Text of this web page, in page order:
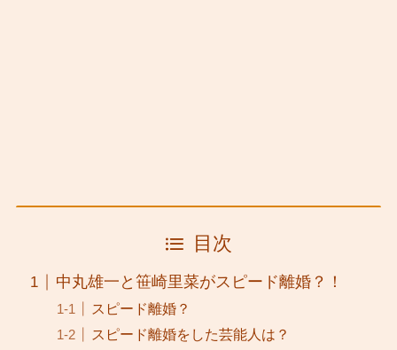
目次
中丸雄一と笹崎里菜がスピード離婚？！
スピード離婚？
スピード離婚をした芸能人は？